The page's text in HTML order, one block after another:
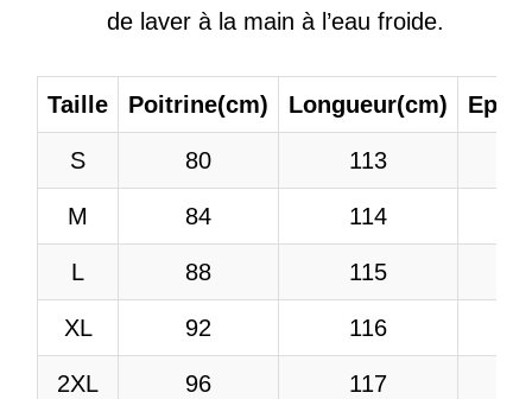
de laver à la main à l’eau froide.
Taille Poitrine(cm) Longueur(cm)
S 80 113
M 84 114
L 88 115
XL 92 116
2XL 96 117